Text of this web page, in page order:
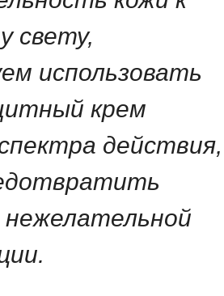
свету,
использовать
крем
действия,
нежелательной